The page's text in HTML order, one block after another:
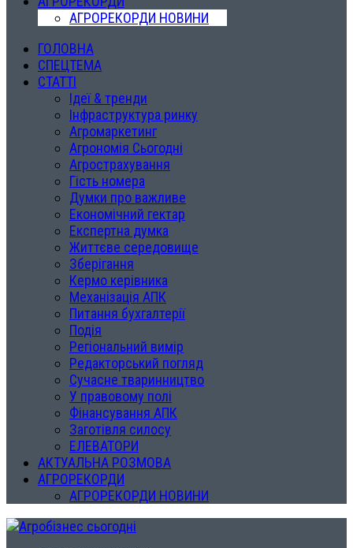
АГРОРЕКОРДИ НОВИНИ
ГОЛОВНА
СПЕЦТЕМА
СТАТТІ
Ідеї & тренди
Інфраструктура ринку
Агромаркетинг
Агрономія Сьогодні
Агрострахування
Гість номера
Думки про важливе
Економічний гектар
Експертна думка
Життєве середовище
Зберігання
Кермо керівника
Механізація АПК
Питання бухгалтерії
Подія
Регіональний вимір
Редакторський погляд
Сучасне тваринництво
У правовому полі
Фінансування АПК
Заготівля силосу
ЕЛЕВАТОРИ
АКТУАЛЬНА РОЗМОВА
АГРОРЕКОРДИ
АГРОРЕКОРДИ НОВИНИ